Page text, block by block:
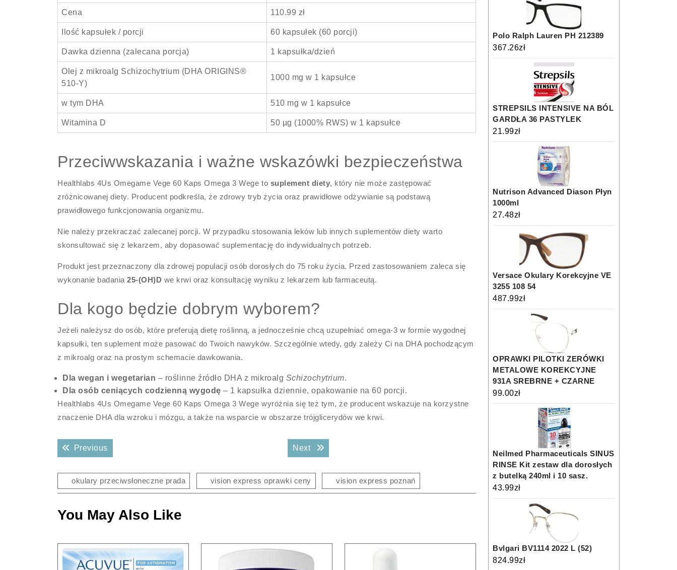
Cena 110.99 zł
Ilość kapsułek / porcji 60 kapsułek (60 porcji)
Dawka dzienna (zalecana porcja) 1 kapsułka/dzień
Olej z mikroalg Schizochytrium (DHA ORIGINS®
510‑Y)
1000 mg w 1 kapsułce
w tym DHA 510 mg w 1 kapsułce
Witamina D 50 µg (1000% RWS) w 1 kapsułce
Przeciwwskazania i ważne wskazówki bezpieczeństwa
Healthlabs 4Us Omegame Vege 60 Kaps Omega 3 Wege to suplement diety, który nie może zastępować
zróżnicowanej diety. Producent podkreśla, że zdrowy tryb życia oraz prawidłowe odżywianie są podstawą
prawidłowego funkcjonowania organizmu.
Nie należy przekraczać zalecanej porcji. W przypadku stosowania leków lub innych suplementów diety warto
skonsultować się z lekarzem, aby dopasować suplementację do indywidualnych potrzeb.
Produkt jest przeznaczony dla zdrowej populacji osób dorosłych do 75 roku życia. Przed zastosowaniem zaleca się
wykonanie badania25-(OH)D we krwi oraz konsultację wyniku z lekarzem lub farmaceutą.
Dla kogo będzie dobrym wyborem?
Jeżeli należysz do osób, które preferują dietę roślinną, a jednocześnie chcą uzupełniać omega-3 w formie wygodnej
kapsułki, ten suplement może pasować do Twoich nawyków. Szczególnie wtedy, gdy zależy Ci na DHA pochodzącym
z mikroalg oraz na prostym schemacie dawkowania.
Dla wegan i wegetarian – roślinne źródło DHA z mikroalg Schizochytrium.
Dla osób ceniących codzienną wygodę – 1 kapsułka dziennie, opakowanie na 60 porcji.
Healthlabs 4Us Omegame Vege 60 Kaps Omega 3 Wege wyróżnia się też tym, że producent wskazuje na korzystne
znaczenie DHA dla wzroku i mózgu, a także na wsparcie w obszarze trójglicerydów we krwi.
Nawigacja
wpisu
PreviousPrevious post: Next Next post:
okulary przeciwsłoneczne prada vision express oprawki ceny vision express poznań
You May Also Like
Polo Ralph Lauren PH 212389
367.26zł
STREPSILS INTENSIVE NA BÓL
GARDŁA 36 PASTYLEK
21.99zł
Nutrison Advanced Diason Płyn
1000ml
27.48zł
Versace Okulary Korekcyjne VE
3255 108 54
487.99zł
OPRAWKI PILOTKI ZERÓWKI
METALOWE KOREKCYJNE
931A SREBRNE + CZARNE
99.00zł
Neilmed Pharmaceuticals SINUS
RINSE Kit zestaw dla dorosłych
z butelką 240ml i 10 sasz.
43.99zł
Bvlgari BV1114 2022 L (52)
824.99zł